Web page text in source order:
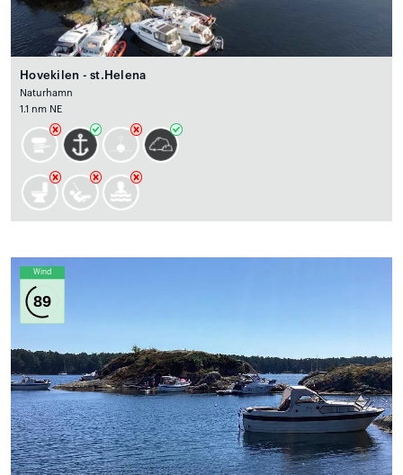
Hovekilen - st.Helena
Naturhamn
1.1 nm NE
Wind
89